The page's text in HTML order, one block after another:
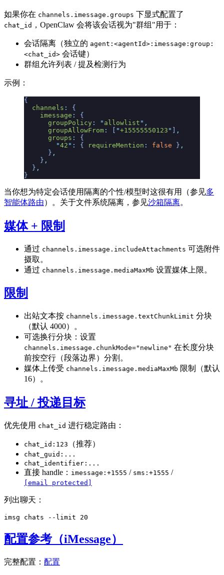
如果你在 channels.imessage.groups 下显式配置了
chat_id ，OpenClaw 会将该会话视为"群组"用于：
会话隔离（独立的 agent:<agentId>:imessage:group:
<chat_id> 会话键）
群组允许列表 / 提及检测行为
示例：
{
  channels
:
{
    imessage
:
{
      groupPolicy
: " allowlist " ,
      groupAllowFrom
: [ "+15555550123 " ] ,
      groups
:
{
        "
42 " : { requireMention : false } ,
      }
,
    }
,
  }
,
}
当你想为特定会话使用隔离的个性/模型时这很有用（参见多
智能体路由）。关于文件系统隔离，参见沙箱隔离。
媒体 + 限制
通过 channels.imessage.includeAttachments 可选附件
摄取。
通过 channels.imessage.mediaMaxMb 设置媒体上限。
限制
出站文本按 channels.imessage.textChunkLimit 分块
（默认 4000）。
可选换行分块：设置
channels.imessage.chunkMode="newline" 在长度分块
前按空行（段落边界）分割。
媒体上传受 channels.imessage.mediaMaxMb 限制（默认
16）。
寻址 / 投递目标
优先使用 chat_id 进行稳定路由：
chat_id:123 （推荐）
chat_guid:...
chat_identifier:...
直接 handle： imessage:+1555 / sms:+1555 /
[email protected]
列出聊天：
配置参考（iMessage）
完整配置： 配置